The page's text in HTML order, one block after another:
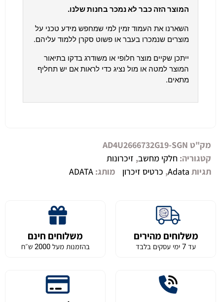
המוצר הזה כבר לא נמכר בחנות שלנו.
השארנו את העמוד זמין למי שמחפש מידע טכני על
מוצרים שנמכרו בעבר או פשוט סקרן ללמוד עליהם.
ייתכן שקיים מוצר חלופי או משודרג בדקו בתיאור
המוצר למטה או מול נציג כדי לראות אם יש תחליף
מתאים.
מק"ט AD4U2666732G19-SGN
קטגוריה: חלקי מחשב, זיכרונות
תגיות Adata
, כרטיס זיכרון מותג:ADATA
משלוחים מהירים
עד 7 ימי עסקים בלבד
משלוחים חינם
בהזמנות מעל 2000 ש״ח